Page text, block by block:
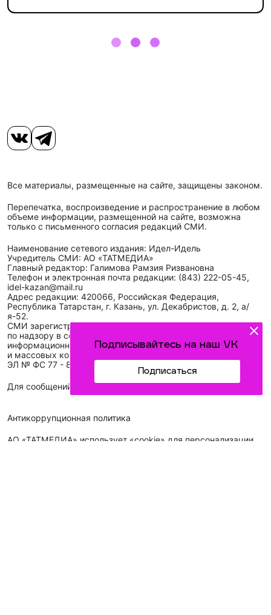
Подписывайтесь на наш VK
Подписаться
Все материалы, размещенные на сайте, защищены законом.
Перепечатка, воспроизведение и распространение в любом
объеме информации, размещенной на сайте, возможна
только с письменного согласия редакций СМИ.
Наименование сетевого издания: Идел-Идель
Учредитель СМИ: АО «ТАТМЕДИА»
Главный редактор: Галимова Рамзия Ризвановна
Телефон и электронная почта редакции: (843) 222-05-45,
idel-kazan@mail.ru
Адрес редакции: 420066, Российская Федерация,
Республика Татарстан, г. Казань, ул. Декабристов, д. 2, а/
я-52.
СМИ зарегистрировано Федеральной службой
по надзору в сфере связи,
информационных технологий
и массовых коммуникаций (Роскомнадзор)
ЭЛ № ФС 77 - 89431 от 14.05.2025
Для сообщений о фактах коррупции: idel-kazan@mail.ru
Антикоррупционная политика
АО «ТАТМЕДИА» использует «cookie» для персонализации